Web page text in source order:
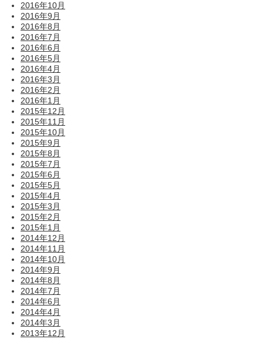
2016年10月
2016年9月
2016年8月
2016年7月
2016年6月
2016年5月
2016年4月
2016年3月
2016年2月
2016年1月
2015年12月
2015年11月
2015年10月
2015年9月
2015年8月
2015年7月
2015年6月
2015年5月
2015年4月
2015年3月
2015年2月
2015年1月
2014年12月
2014年11月
2014年10月
2014年9月
2014年8月
2014年7月
2014年6月
2014年4月
2014年3月
2013年12月